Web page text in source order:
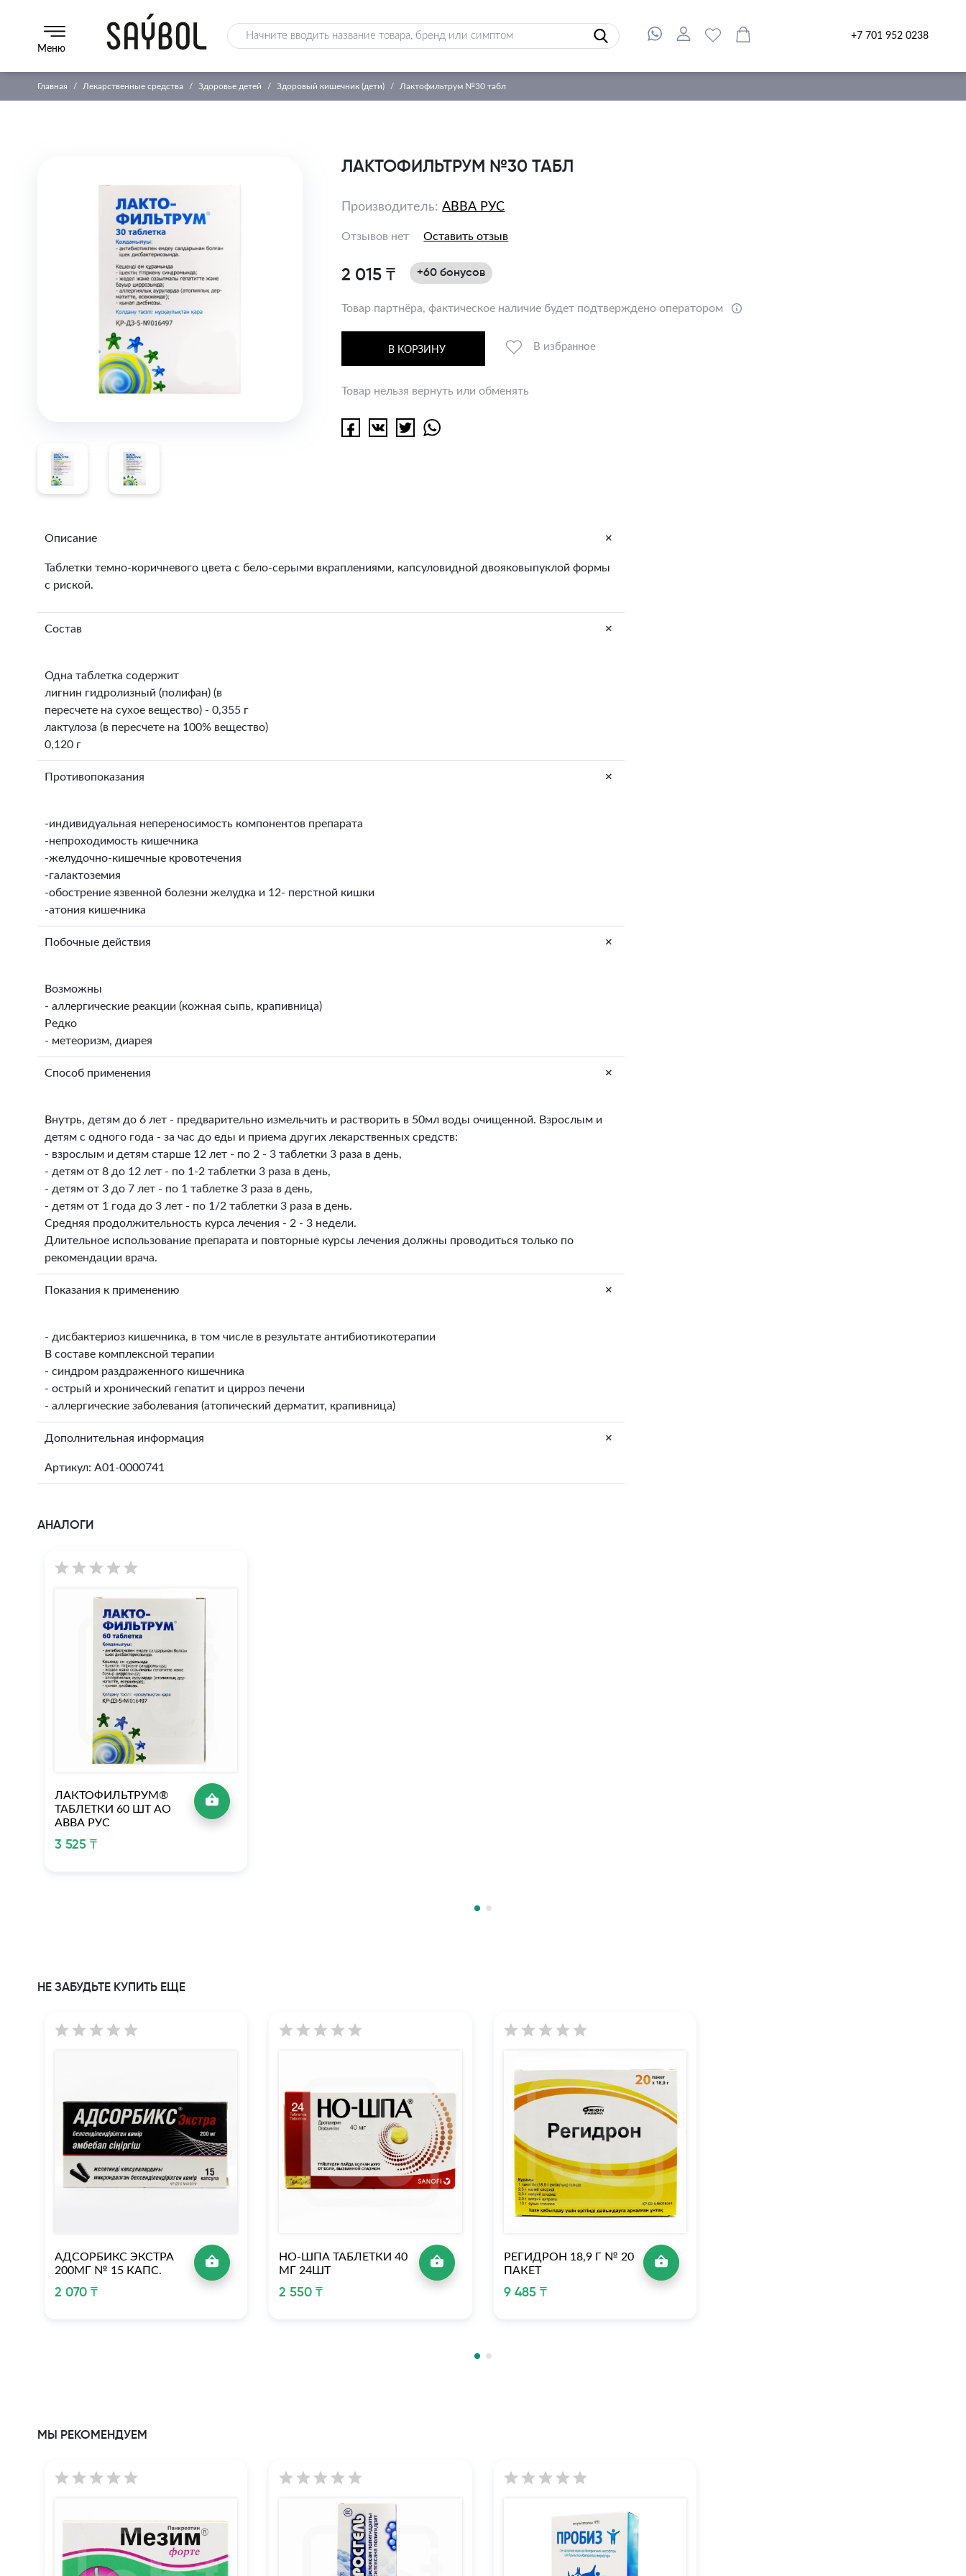
Меню
+7 701 952 0238
Главная Лекарственные средства Здоровье детей Здоровый кишечник (дети) Лактофильтрум №30 табл
ЛАКТОФИЛЬТРУМ №30 ТАБЛ
Производитель:АВВА РУС
Отзывов нет Оставить отзыв
2 015 ₸ +60 бонусов
Товар партнёра, фактическое наличие будет подтверждено оператором
В КОРЗИНУ В избранное
Товар нельзя вернуть или обменять
Описание +
Таблетки темно-коричневого цвета с бело-серыми вкраплениями, капсуловидной двояковыпуклой формы
с риской.
Состав +
Одна таблетка содержит
лигнин гидролизный (полифан) (в
пересчете на сухое вещество) - 0,355 г
лактулоза (в пересчете на 100% вещество)
0,120 г
Противопоказания +
-индивидуальная непереносимость компонентов препарата
-непроходимость кишечника
-желудочно-кишечные кровотечения
-галактоземия
-обострение язвенной болезни желудка и 12- перстной кишки
-атония кишечника
Побочные действия +
Возможны
- аллергические реакции (кожная сыпь, крапивница)
Редко
- метеоризм, диарея
Способ применения +
Внутрь, детям до 6 лет - предварительно измельчить и растворить в 50мл воды очищенной. Взрослым и
детям с одного года - за час до еды и приема других лекарственных средств:
- взрослым и детям старше 12 лет - по 2 - 3 таблетки 3 раза в день,
- детям от 8 до 12 лет - по 1-2 таблетки 3 раза в день,
- детям от 3 до 7 лет - по 1 таблетке 3 раза в день,
- детям от 1 года до 3 лет - по 1/2 таблетки 3 раза в день.
Средняя продолжительность курса лечения - 2 - 3 недели.
Длительное использование препарата и повторные курсы лечения должны проводиться только по
рекомендации врача.
Показания к применению +
- дисбактериоз кишечника, в том числе в результате антибиотикотерапии
В составе комплексной терапии
- синдром раздраженного кишечника
- острый и хронический гепатит и цирроз печени
- аллергические заболевания (атопический дерматит, крапивница)
Дополнительная информация +
Артикул: A01-0000741
АНАЛОГИ
ЛАКТОФИЛЬТРУМ®
ТАБЛЕТКИ 60 ШТ АО
АВВА РУС
3 525 ₸
НЕ ЗАБУДЬТЕ КУПИТЬ ЕЩЕ
АДСОРБИКС ЭКСТРА
200МГ № 15 КАПС.
2 070 ₸
НО-ШПА ТАБЛЕТКИ 40
МГ 24ШТ
2 550 ₸
РЕГИДРОН 18,9 Г № 20
ПАКЕТ
9 485 ₸
МЫ РЕКОМЕНДУЕМ